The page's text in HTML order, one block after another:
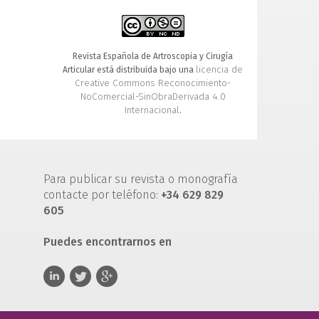
Revista Española de Artroscopia y Cirugía
Articular está distribuida bajo una licencia de
Creative Commons Reconocimiento-
NoComercial-SinObraDerivada 4.0
Internacional.
Para publicar su revista o monografía
contacte por teléfono: +34 629 829
605
Puedes encontrarnos en